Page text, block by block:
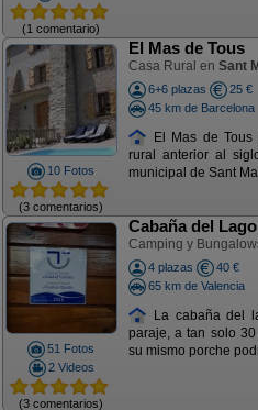
(1 comentario)
10 Fotos
(3 comentarios)
El Mas de Tous
Casa Rural en Sant
6+6 plazas
25 €
45 km de Barcelona
El Mas de
rural anterior al
municipal de Sant
51 Fotos
2 Videos
(3 comentarios)
Cabaña del Lago
Camping y
4 plazas
40 €
65 km de Valencia
La cabaña del
paraje, a tan solo
su mismo porche